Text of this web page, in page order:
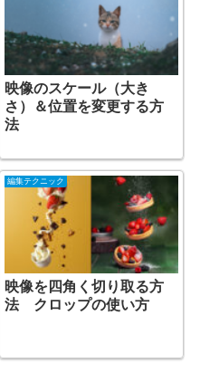
映像のスケール（大き
さ）＆位置を変更する方
法
編集テクニック
映像を四角く切り取る方
法 クロップの使い方